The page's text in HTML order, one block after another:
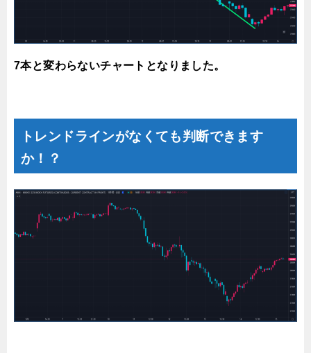
7本と変わらないチャートとなりました。
トレンドラインがなくても判断できます
か！？